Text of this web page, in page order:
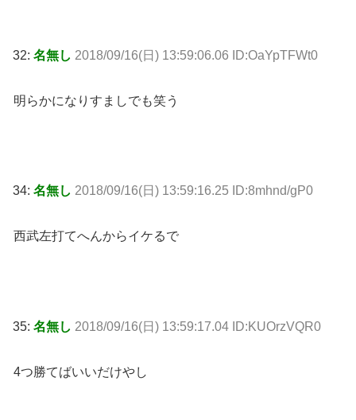
32: 名無し 2018/09/16(日) 13:59:06.06 ID:OaYpTFWt0
明らかになりすましでも笑う
34: 名無し 2018/09/16(日) 13:59:16.25 ID:8mhnd/gP0
西武左打てへんからイケるで
35: 名無し 2018/09/16(日) 13:59:17.04 ID:KUOrzVQR0
4つ勝てばいいだけやし